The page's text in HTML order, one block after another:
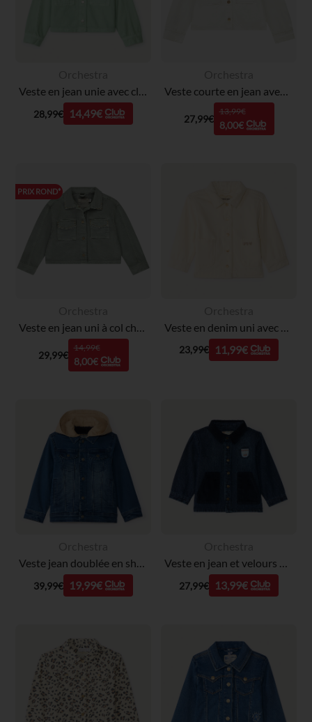
Veste en jean unie avec clous fantaisie fille
28,99€ 14,49€
Veste courte en jean avec rivets fille
27,99€
13,99€
8,00€
PRIX ROND*
29,99€
14,99€
8,00€
23,99€ 11,99€
Veste jean doublée en sherpa avec capuche amovible garçon
39,99€ 19,99€
Veste en jean et velours bi-matière bébé garçon
27,99€ 13,99€